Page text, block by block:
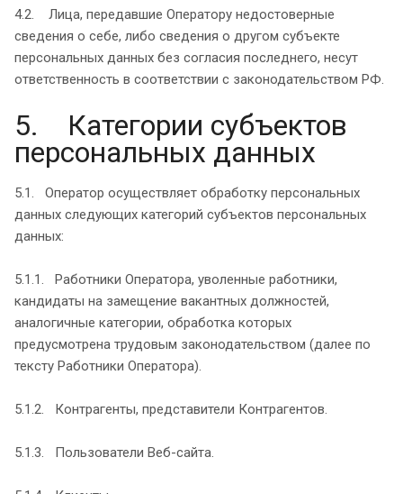
4.2. Лица, передавшие Оператору недостоверные
сведения о себе, либо сведения о другом субъекте
персональных данных без согласия последнего, несут
ответственность в соответствии с законодательством РФ.
5. Категории субъектов
персональных данных
5.1. Оператор осуществляет обработку персональных
данных следующих категорий субъектов персональных
данных:
5.1.1. Работники Оператора, уволенные работники,
кандидаты на замещение вакантных должностей,
аналогичные категории, обработка которых
предусмотрена трудовым законодательством (далее по
тексту Работники Оператора).
5.1.2. Контрагенты, представители Контрагентов.
5.1.3. Пользователи Веб-сайта.